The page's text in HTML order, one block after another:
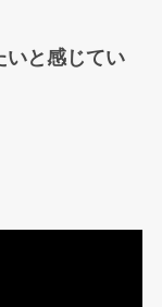
いと感じてい